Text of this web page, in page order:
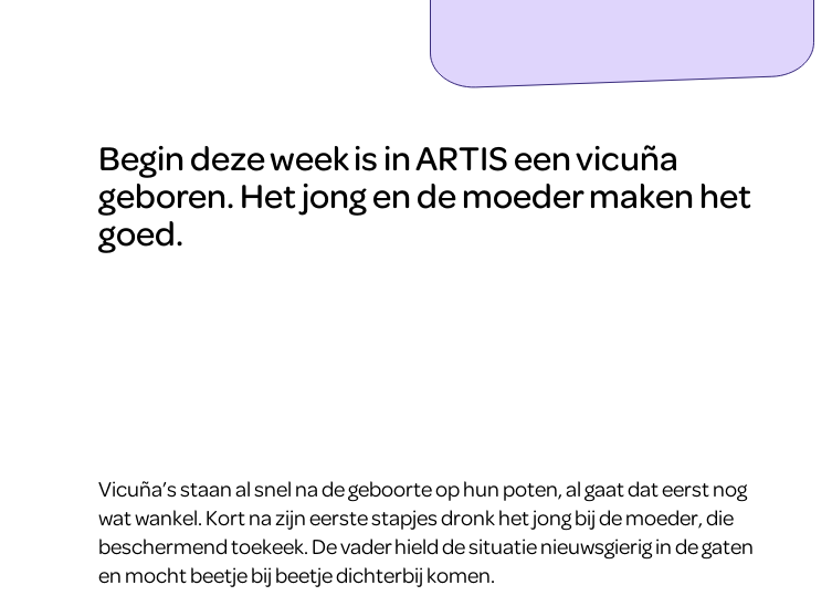
Begin deze week is in ARTIS een vicuña
geboren. Het jong en de moeder maken het
goed.
Vicuña’s staan al snel na de geboorte op hun poten, al gaat dat eerst nog
wat wankel. Kort na zijn eerste stapjes dronk het jong bij de moeder, die
beschermend toekeek. De vader hield de situatie nieuwsgierig in de gaten
en mocht beetje bij beetje dichterbij komen.